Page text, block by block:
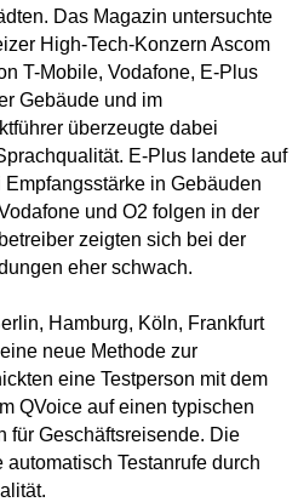
Das Magazin untersuchte
High-Tech-Konzern Ascom
T-Mobile, Vodafone, E-Plus
Gebäude und im
überzeugte dabei
E-Plus landete auf
in Gebäuden
und O2 folgen in der
zeigten sich bei der
eher schwach.
Hamburg, Köln, Frankfurt
neue Methode zur
eine Testperson mit dem
QVoice auf einen typischen
für Geschäftsreisende. Die
Testanrufe durch